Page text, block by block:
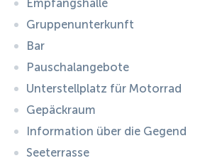
Empfangshalle
Gruppenunterkunft
Bar
Pauschalangebote
Unterstellplatz für Motorrad
Gepäckraum
Information über die Gegend
Seeterrasse